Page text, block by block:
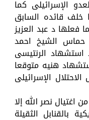
الإسرائيلى كما
قائده السابق
د عبد العزيز
الشيخ احمد
الرنتيسى
هنيه متوقعا
الإسرائيلى
اغتيال نصر الله إلا
بالقنابل الثقيلة